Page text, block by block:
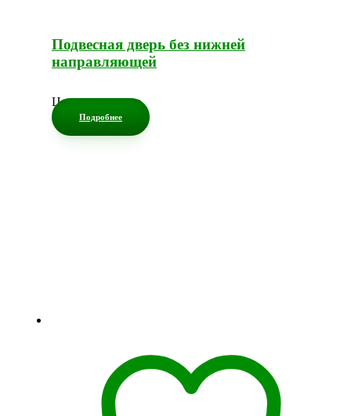
Подвесная дверь без нижней
направляющей
Цена по запросу
Подробнее